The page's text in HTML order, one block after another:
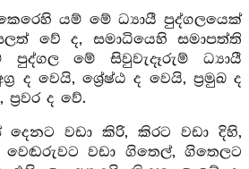
යම් මේ ධ්‍යායී පුද්ගලයෙක්
වේ ද, සමාධියෙහි සමාපත්ති
මේ සිවුවැදෑරුම් ධ්‍යායී
ද වෙයි, ශ්‍රේෂ්ඨ ද වෙයි, ප්‍රමුඛ ද
ද වේ.
වඩා කිරි, කිරට වඩා දිහි,
වෙඬරුවට වඩා ගිතෙල්, ගිතෙලට